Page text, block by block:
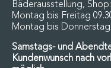
Bäderausstellung, Shop:
Montag bis Freitag
Montag bis Donnerstag
Samstags- und
Kundenwunsch nach